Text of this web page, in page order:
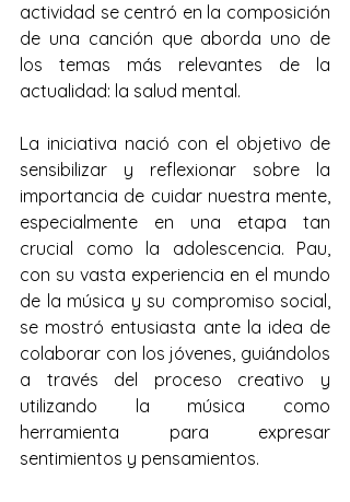
actividad se centró en la composición
de una canción que aborda uno de
los temas más relevantes de la
actualidad: la salud mental.
La iniciativa nació con el objetivo de
sensibilizar y reflexionar sobre la
importancia de cuidar nuestra mente,
especialmente en una etapa tan
crucial como la adolescencia. Pau,
con su vasta experiencia en el mundo
de la música y su compromiso social,
se mostró entusiasta ante la idea de
colaborar con los jóvenes, guiándolos
a través del proceso creativo y
utilizando la música como
herramienta para expresar
sentimientos y pensamientos.